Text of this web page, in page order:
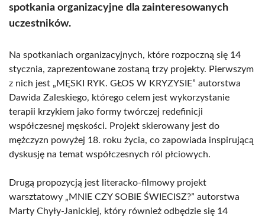
spotkania organizacyjne dla zainteresowanych
uczestników.
Na spotkaniach organizacyjnych, które rozpoczną się 14
stycznia, zaprezentowane zostaną trzy projekty. Pierwszym
z nich jest „MĘSKI RYK. GŁOS W KRYZYSIE” autorstwa
Dawida Zaleskiego, którego celem jest wykorzystanie
terapii krzykiem jako formy twórczej redefinicji
współczesnej męskości. Projekt skierowany jest do
mężczyzn powyżej 18. roku życia, co zapowiada inspirującą
dyskusję na temat współczesnych ról płciowych.
Drugą propozycją jest literacko-filmowy projekt
warsztatowy „MNIE CZY SOBIE ŚWIECISZ?” autorstwa
Marty Chyły-Janickiej, który również odbędzie się 14